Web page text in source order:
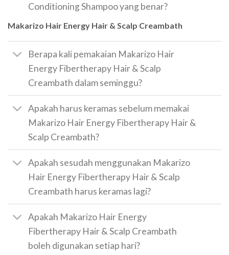
Conditioning Shampoo yang benar?
Makarizo Hair Energy Hair & Scalp Creambath
Berapa kali pemakaian Makarizo Hair
Energy Fibertherapy Hair & Scalp
Creambath dalam seminggu?
Apakah harus keramas sebelum memakai
Makarizo Hair Energy Fibertherapy Hair &
Scalp Creambath?
Apakah sesudah menggunakan Makarizo
Hair Energy Fibertherapy Hair & Scalp
Creambath harus keramas lagi?
Apakah Makarizo Hair Energy
Fibertherapy Hair & Scalp Creambath
boleh digunakan setiap hari?